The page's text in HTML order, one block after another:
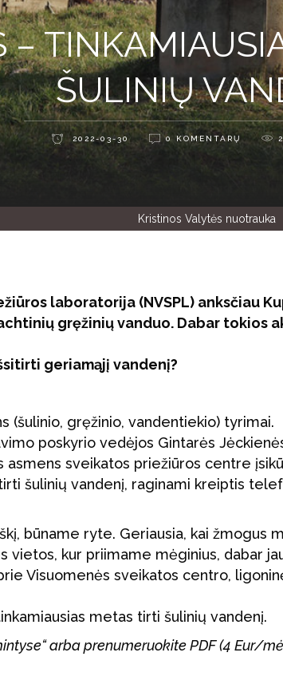
–
ŠULINIŲ
2022-03-30 0 KOMENTARŲ
Kristinos Valytės nuotrauka
laboratorija (NVSPL) anksčiau
gręžinių vanduo. Dabar tokios
geriamąjį vandenį?
(šulinio, gręžinio, vandentiekio) tyrimai.
poskyrio vedėjos Gintarės
asmens sveikatos priežiūros centre
šulinių vandenį, raginami kreiptis
būname ryte. Geriausia, kai žmogus
vietos, kur priimame mėginius, dabar
Visuomenės sveikatos centro,
metas tirti šulinių vandenį.
arba prenumeruokite PDF (4 Eur/